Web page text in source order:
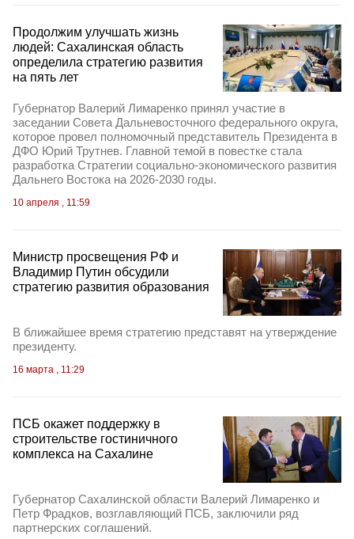
Продолжим улучшать жизнь
людей: Сахалинская область
определила стратегию развития
на пять лет
Губернатор Валерий Лимаренко принял участие в
заседании Совета Дальневосточного федерального округа,
которое провел полномочный представитель Президента в
ДФО Юрий Трутнев. Главной темой в повестке стала
разработка Стратегии социально-экономического развития
Дальнего Востока на 2026-2030 годы.
10 апреля , 11:59
Министр просвещения РФ и
Владимир Путин обсудили
стратегию развития образования
В ближайшее время стратегию представят на утверждение
президенту.
16 марта , 11:29
ПСБ окажет поддержку в
строительстве гостиничного
комплекса на Сахалине
Губернатор Сахалинской области Валерий Лимаренко и
Петр Фрадков, возглавляющий ПСБ, заключили ряд
партнерских соглашений.